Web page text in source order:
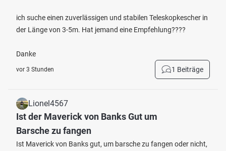
ich suche einen zuverlässigen und stabilen Teleskopkescher in
der Länge von 3-5m. Hat jemand eine Empfehlung????
Danke
vor 3 Stunden 1 Beiträge
Lionel4567
Ist der Maverick von Banks Gut um
Barsche zu fangen
Ist Maverick von Banks gut, um barsche zu fangen oder nicht,